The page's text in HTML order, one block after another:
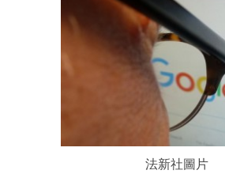
法新社圖片